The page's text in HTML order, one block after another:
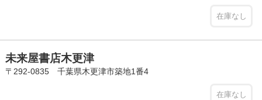
在庫なし
未来屋書店木更津
〒292-0835 千葉県木更津市築地1番4
在庫なし